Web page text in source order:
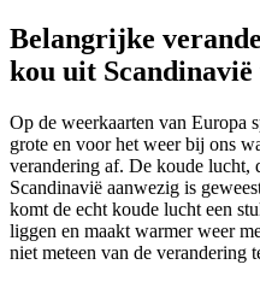
Belangrijke
kou uit Scandinavië
Op de weerkaarten van Europa
grote en voor het weer bij ons
verandering af. De koude lucht,
Scandinavië aanwezig is
komt de echt koude lucht een
liggen en maakt warmer weer
niet meteen van de verandering